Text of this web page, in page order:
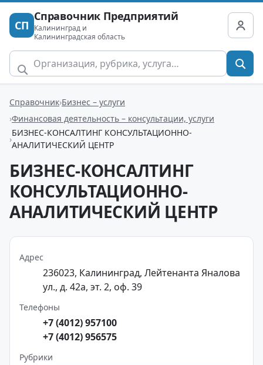
СП
Справочник Предприятий
Калининград и
Калининградская область
Справочник Бизнес – услуги
Финансовая деятельность – консультации, услуги
БИЗНЕС-КОНСАЛТИНГ КОНСУЛЬТАЦИОННО-
АНАЛИТИЧЕСКИЙ ЦЕНТР
БИЗНЕС-КОНСАЛТИНГ
КОНСУЛЬТАЦИОННО-
АНАЛИТИЧЕСКИЙ ЦЕНТР
Адрес
236023, Калининград, Лейтенанта Яналова
ул., д. 42а, эт. 2, оф. 39
Телефоны
+7 (4012) 957100
+7 (4012) 956575
Рубрики